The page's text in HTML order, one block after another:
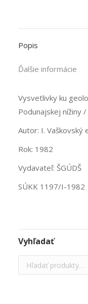
X
Popis
Ďalšie informácie
Vysvetlivky ku
Podunajskej nížiny /
Autor: I. Vaškovský
Rok: 1982
Vydavateľ: ŠGÚDŠ
SÚKK 1197/I-1982
Vyhľadať